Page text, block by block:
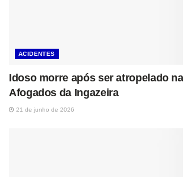
ACIDENTES
Idoso morre após ser atropelado
Afogados da Ingazeira
21 de junho de 2026